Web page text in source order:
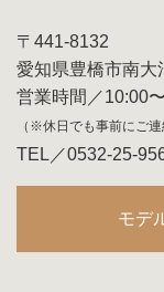
〒441-8132
愛知県豊橋市南大
営業時間／10:00
（※休日でも事前にご
TEL／0532-25-
モデ